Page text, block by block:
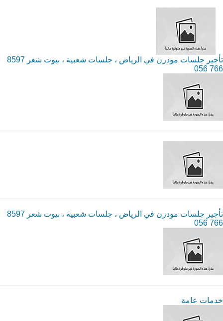
تأجير جلسات مودرن في الرياض ، جلسات شعبية ، بيوت شعر 8597
766 056
تأجير جلسات مودرن في الرياض ، جلسات شعبية ، بيوت شعر 8597
766 056
خدمات عامة